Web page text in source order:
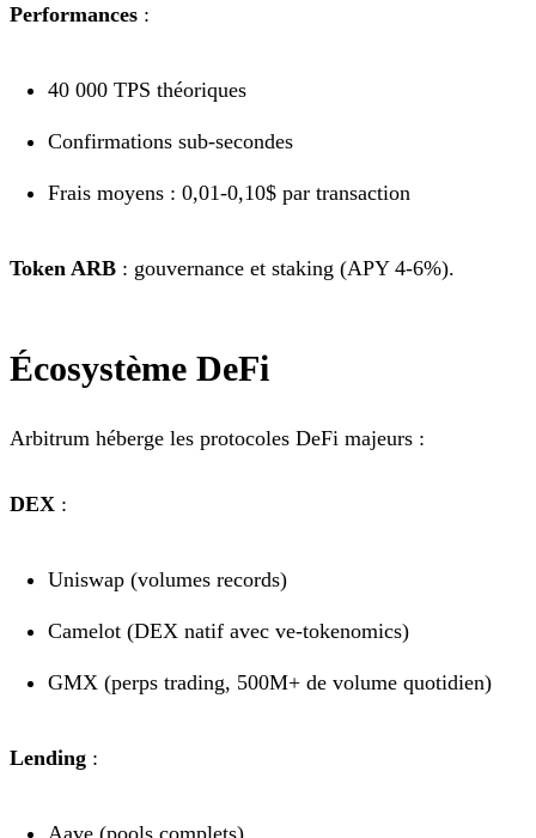
Performances :
40 000 TPS théoriques
Confirmations sub-secondes
Frais moyens : 0,01-0,10$ par transaction
Token ARB : gouvernance et staking (APY 4-6%).
Écosystème DeFi
Arbitrum héberge les protocoles DeFi majeurs :
DEX :
Uniswap (volumes records)
Camelot (DEX natif avec ve-tokenomics)
GMX (perps trading, 500M+ de volume quotidien)
Lending :
Aave (pools complets)